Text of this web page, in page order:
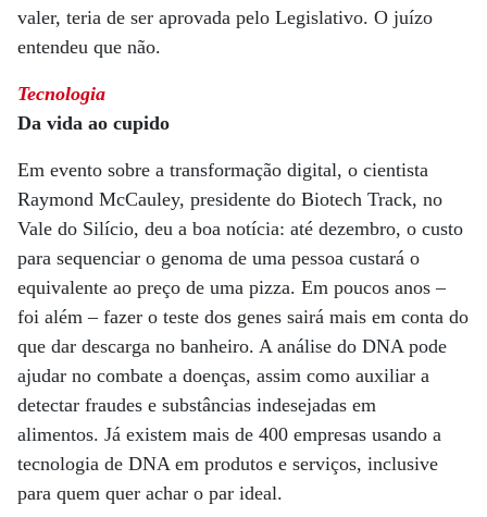
valer, teria de ser aprovada pelo Legislativo. O juízo
entendeu que não.
Tecnologia
Da vida ao cupido
Em evento sobre a transformação digital, o cientista
Raymond McCauley, presidente do Biotech Track, no
Vale do Silício, deu a boa notícia: até dezembro, o custo
para sequenciar o genoma de uma pessoa custará o
equivalente ao preço de uma pizza. Em poucos anos –
foi além – fazer o teste dos genes sairá mais em conta do
que dar descarga no banheiro. A análise do DNA pode
ajudar no combate a doenças, assim como auxiliar a
detectar fraudes e substâncias indesejadas em
alimentos. Já existem mais de 400 empresas usando a
tecnologia de DNA em produtos e serviços, inclusive
para quem quer achar o par ideal.